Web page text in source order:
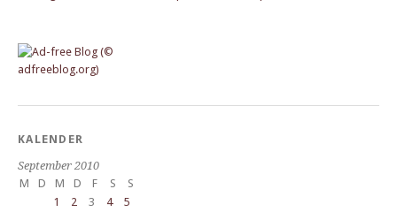
KALENDER
September 2010
M
D M D F S
S
1
2 3 4
5